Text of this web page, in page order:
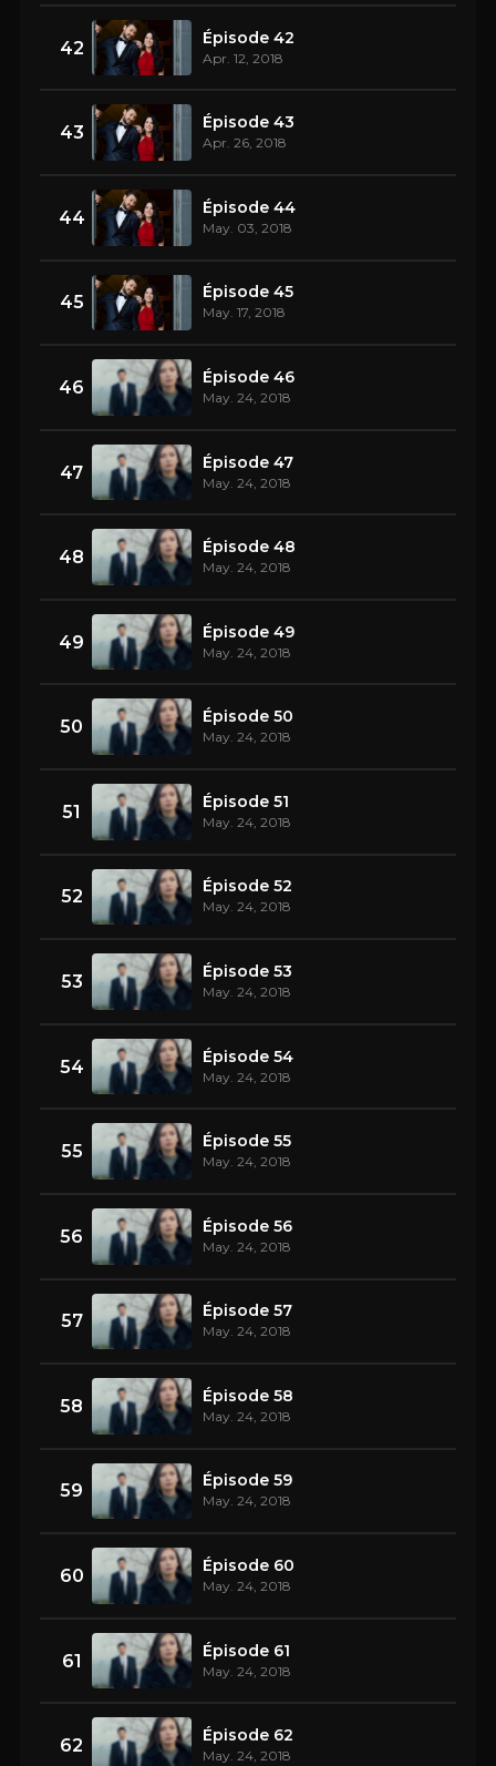
42 Épisode 42
Apr. 12, 2018
43 Épisode 43
Apr. 26, 2018
44 Épisode 44
May. 03, 2018
45 Épisode 45
May. 17, 2018
46 Épisode 46
May. 24, 2018
47 Épisode 47
May. 24, 2018
48 Épisode 48
May. 24, 2018
49 Épisode 49
May. 24, 2018
50 Épisode 50
May. 24, 2018
51 Épisode 51
May. 24, 2018
52 Épisode 52
May. 24, 2018
53 Épisode 53
May. 24, 2018
54 Épisode 54
May. 24, 2018
55 Épisode 55
May. 24, 2018
56 Épisode 56
May. 24, 2018
57 Épisode 57
May. 24, 2018
58 Épisode 58
May. 24, 2018
59 Épisode 59
May. 24, 2018
60 Épisode 60
May. 24, 2018
61 Épisode 61
May. 24, 2018
62 Épisode 62
May. 24, 2018